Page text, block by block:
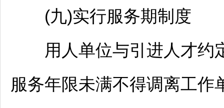
(九)实行服务期制度
用人单位与引进人才约
服务年限未满不得调离工作